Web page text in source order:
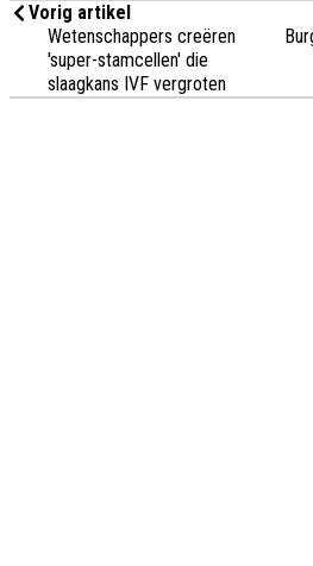
Vorig artikel
Wetenschappers creëren
'super-stamcellen' die
slaagkans IVF vergroten